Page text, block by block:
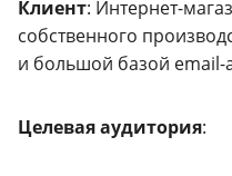
Клиент: Интернет-
собственного
и большой базой email-
Целевая аудитория: